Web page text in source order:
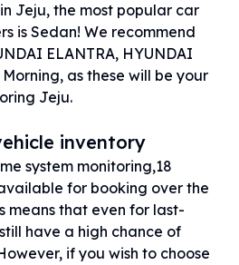
Jeju, the most popular car
is Sedan! We recommend
ELANTRA, HYUNDAI
as these will be your
Jeju.
inventory
system monitoring,18
for booking over the
means that even for last-
have a high chance of
if you wish to choose